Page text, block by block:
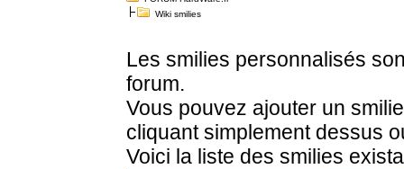
Wiki smilies
Les smilies personnalisés
forum.
Vous pouvez ajouter un
cliquant simplement dessus
Voici la liste des smilies